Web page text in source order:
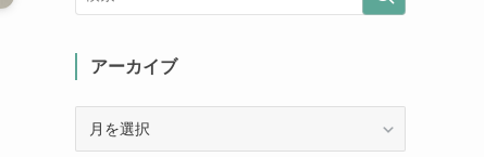
アーカイブ